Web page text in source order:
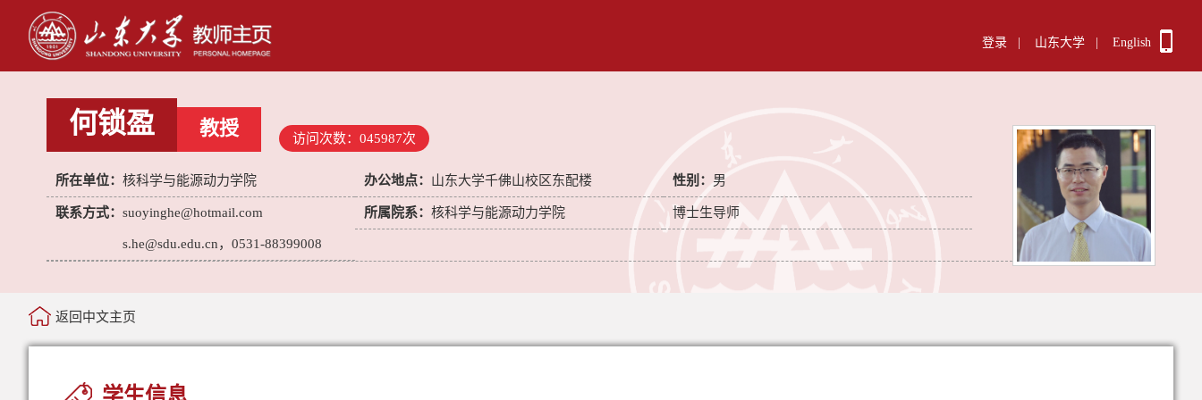
登录 山东大学 English
何锁盈 教授 访问次数： 045987次
所在单位： 核科学与能源动力学院 办公地点： 山东大学千佛山校区东配楼 性别： 男
联系方式： suoyinghe@hotmail.com
s.he@sdu.edu.cn，0531-88399008
所属院系： 核科学与能源动力学院 博士生导师
返回中文主页
学生信息